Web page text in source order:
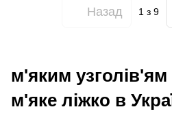
Назад 1з 9
м'яким
м'яке ліжко в